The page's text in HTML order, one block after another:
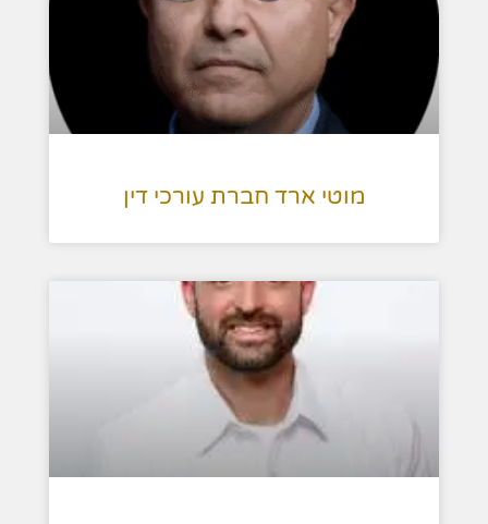
מוטי ארד חברת עורכי דין